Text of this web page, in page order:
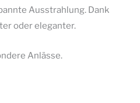
Ausstrahlung. Dank
oder eleganter.
Anlässe.